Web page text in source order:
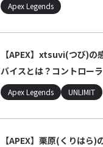
Apex Legends
【APEX】xtsuvi(つび)の
バイスとは？コントロー
Apex Legends UNLIMIT
【APEX】栗原(くりはら)